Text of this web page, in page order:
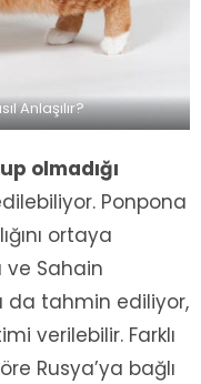
Anlaşılır?
olmadığı
Ponpona
ortaya
ve Sahain
da tahmin ediliyor,
verilebilir. Farklı
Rusya’ya bağlı